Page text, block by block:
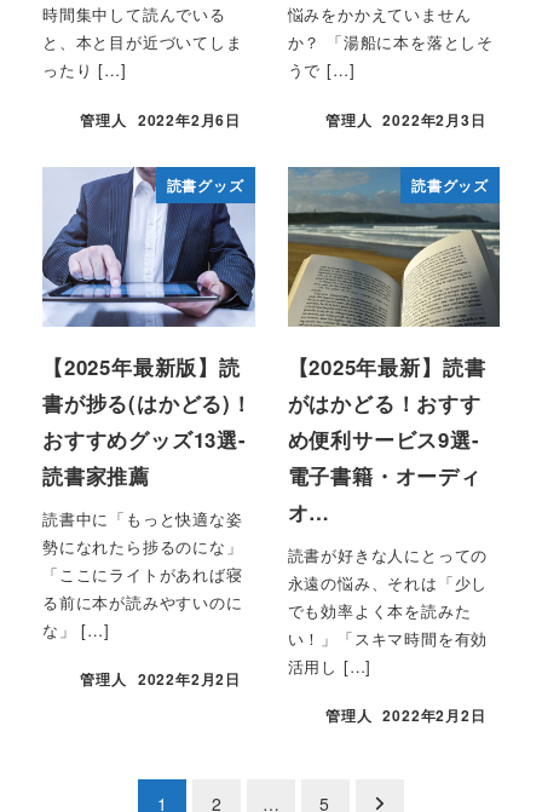
時間集中して読んでいる
と、本と目が近づいてしま
ったり […]
管理人 2022年2月6日
悩みをかかえていません
か？ 「湯船に本を落としそ
うで […]
管理人 2022年2月3日
読書グッズ
【2025年最新版】読
書が捗る(はかどる)！
おすすめグッズ13選-
読書家推薦
読書中に「もっと快適な姿
勢になれたら捗るのにな」
「ここにライトがあれば寝
る前に本が読みやすいのに
な」 […]
管理人 2022年2月2日
読書グッズ
【2025年最新】読書
がはかどる！おすす
め便利サービス9選-
電子書籍・オーディ
オ…
読書が好きな人にとっての
永遠の悩み、それは「少し
でも効率よく本を読みた
い！」「スキマ時間を有効
活用し […]
管理人 2022年2月2日
1 2 … 5